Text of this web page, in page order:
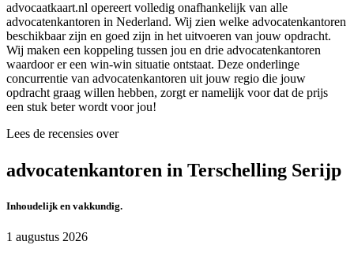
advocaatkaart.nl opereert volledig onafhankelijk van alle
advocatenkantoren in Nederland. Wij zien welke advocatenkantoren
beschikbaar zijn en goed zijn in het uitvoeren van jouw opdracht.
Wij maken een koppeling tussen jou en drie advocatenkantoren
waardoor er een win-win situatie ontstaat. Deze onderlinge
concurrentie van advocatenkantoren uit jouw regio die jouw
opdracht graag willen hebben, zorgt er namelijk voor dat de prijs
een stuk beter wordt voor jou!
Lees de recensies over
advocatenkantoren in Terschelling Serijp
Inhoudelijk en vakkundig.
1 augustus 2026